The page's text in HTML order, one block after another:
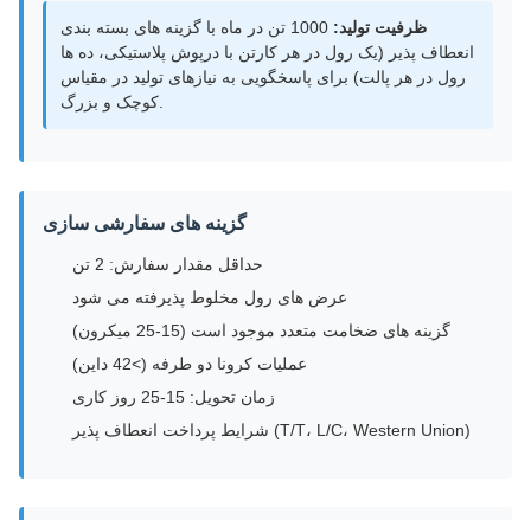
ظرفیت تولید:
1000 تن در ماه با گزینه های بسته بندی
انعطاف پذیر (یک رول در هر کارتن با درپوش پلاستیکی، ده ها
رول در هر پالت) برای پاسخگویی به نیازهای تولید در مقیاس
گزینه های سفارشی سازی
حداقل مقدار سفارش: 2 تن
عرض های رول مخلوط پذیرفته می شود
گزینه های ضخامت متعدد موجود است (15-25 میکرون)
عملیات کرونا دو طرفه (>42 داین)
زمان تحویل: 15-25 روز کاری
شرایط پرداخت انعطاف پذیر (T/T، L/C، Western Union)